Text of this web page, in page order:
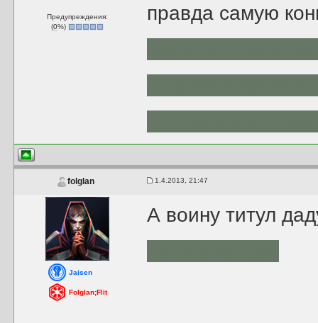
Предупреждения:
(0%)
правда самую
folglan 1.4.2013, 21:47
Jaisen
Folglan;Flit
А воину титул